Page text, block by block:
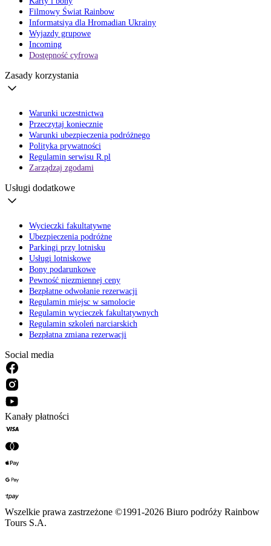
Filmowy Świat Rainbow
Informatsiya dla Hromadian Ukrainy
Wyjazdy grupowe
Incoming
Dostępność cyfrowa
Zasady korzystania
Warunki uczestnictwa
Przeczytaj koniecznie
Warunki ubezpieczenia podróżnego
Polityka prywatności
Regulamin serwisu R.pl
Zarządzaj zgodami
Usługi dodatkowe
Wycieczki fakultatywne
Ubezpieczenia podróżne
Parkingi przy lotnisku
Usługi lotniskowe
Bony podarunkowe
Pewność niezmiennej ceny
Bezpłatne odwołanie rezerwacji
Regulamin miejsc w samolocie
Regulamin wycieczek fakultatywnych
Regulamin szkoleń narciarskich
Bezpłatna zmiana rezerwacji
Social media
Kanały płatności
Wszelkie prawa zastrzeżone ©1991-2026 Biuro podróży Rainbow
Tours S.A.